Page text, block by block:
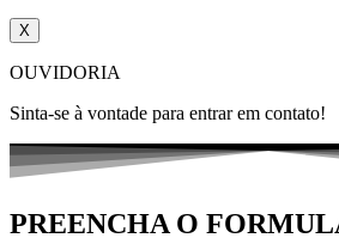
X
OUVIDORIA
Sinta-se à vontade para entrar em contato!
PREENCHA O